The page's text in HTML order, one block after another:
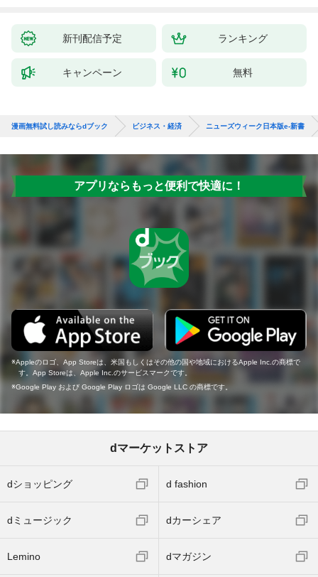
新刊配信予定 ランキング
キャンペーン 無料
漫画無料試し読みならdブック ビジネス・経済 ニューズウィーク日本版e-新書
アプリならもっと便利で快適に！
Appleのロゴ、App Storeは、米国もしくはその他の国や地域におけるApple Inc.の商標で
す。App Storeは、Apple Inc.のサービスマークです。
Google Play および Google Play ロゴは Google LLC の商標です。
dマーケットストア
dショッピング d fashion
dミュージック dカーシェア
Lemino dマガジン